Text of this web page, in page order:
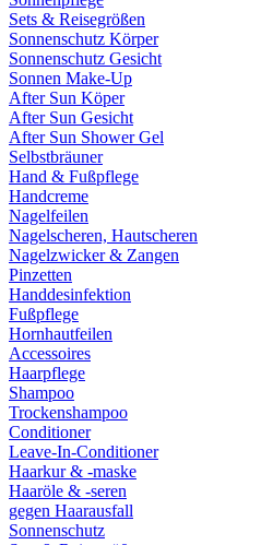
Sets & Reisegrößen
Sonnenschutz Körper
Sonnenschutz Gesicht
Sonnen Make-Up
After Sun Köper
After Sun Gesicht
After Sun Shower Gel
Selbstbräuner
Hand & Fußpflege
Handcreme
Nagelfeilen
Nagelscheren, Hautscheren
Nagelzwicker & Zangen
Pinzetten
Handdesinfektion
Fußpflege
Hornhautfeilen
Accessoires
Haarpflege
Shampoo
Trockenshampoo
Conditioner
Leave-In-Conditioner
Haarkur & -maske
Haaröle & -seren
gegen Haarausfall
Sonnenschutz